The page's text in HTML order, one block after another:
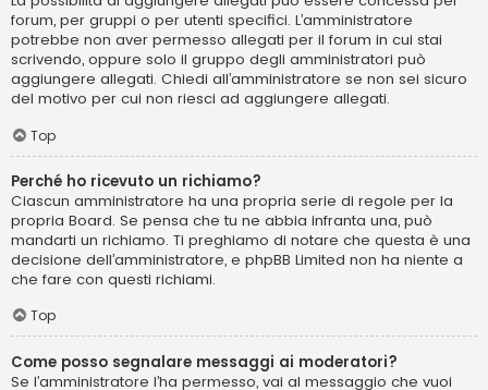
forum, per gruppi o per utenti specifici. L’amministratore
potrebbe non aver permesso allegati per il forum in cui stai
scrivendo, oppure solo il gruppo degli amministratori può
aggiungere allegati. Chiedi all’amministratore se non sei sicuro
del motivo per cui non riesci ad aggiungere allegati.
Top
Perché ho ricevuto un richiamo?
Ciascun amministratore ha una propria serie di regole per la
propria Board. Se pensa che tu ne abbia infranta una, può
mandarti un richiamo. Ti preghiamo di notare che questa è una
decisione dell’amministratore, e phpBB Limited non ha niente a
che fare con questi richiami.
Top
Come posso segnalare messaggi ai moderatori?
Se l’amministratore l’ha permesso, vai al messaggio che vuoi